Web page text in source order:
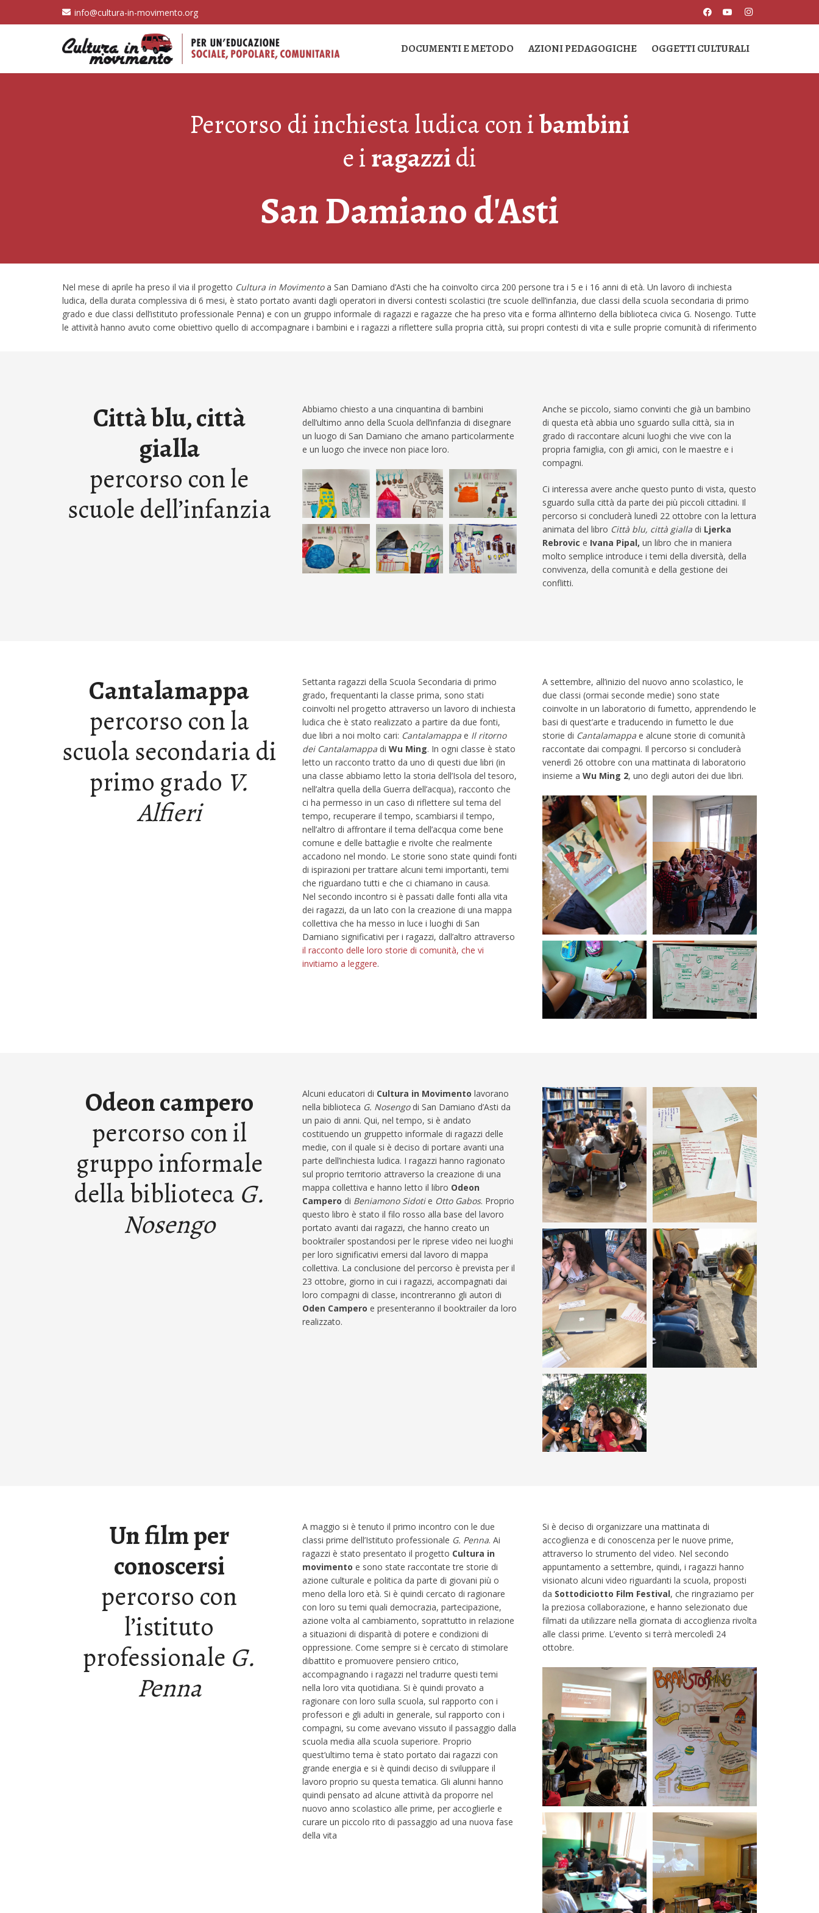
info@cultura-in-movimento.org
DOCUMENTI E METODO AZIONI PEDAGOGICHE OGGETTI CULTURALI
Percorso di inchiesta ludica con ibambini
e iragazzidi
San Damiano d'Asti
Nel mese di aprile ha preso il via il progetto Cultura in Movimentoa San Damiano d’Asti che ha coinvolto circa 200 persone tra i 5 e i 16 anni di età. Un lavoro di inchiesta
ludica, della durata complessiva di 6 mesi, è stato portato avanti dagli operatori in diversi contesti scolastici (tre scuole dell’infanzia, due classi della scuola secondaria di primo
grado e due classi dell’istituto professionale Penna) e con un gruppo informale di ragazzi e ragazze che ha preso vita e forma all’interno della biblioteca civica G. Nosengo. Tutte
le attività hanno avuto come obiettivo quello di accompagnare i bambini e i ragazzi a riflettere sulla propria città, sui propri contesti di vita e sulle proprie comunità di riferimento
Città blu, città
gialla
percorso con le
scuole dell’infanzia
Abbiamo chiesto a una cinquantina di bambini
dell’ultimo anno della Scuola dell’infanzia di disegnare
un luogo di San Damiano che amano particolarmente
e un luogo che invece non piace loro.
Anche se piccolo, siamo convinti che già un bambino
di questa età abbia uno sguardo sulla città, sia in
grado di raccontare alcuni luoghi che vive con la
propria famiglia, con gli amici, con le maestre e i
compagni.
Ci interessa avere anche questo punto di vista, questo
sguardo sulla città da parte dei più piccoli cittadini. Il
percorso si concluderà lunedì 22 ottobre con la lettura
animata del libro Città blu, città gialla di Ljerka
Rebrovic e Ivana Pipal, un libro che in maniera
molto semplice introduce i temi della diversità, della
convivenza, della comunità e della gestione dei
conflitti.
Cantalamappa
percorso con la
scuola secondaria di
primo grado V.
Alfieri
Settanta ragazzi della Scuola Secondaria di primo
grado, frequentanti la classe prima, sono stati
coinvolti nel progetto attraverso un lavoro di inchiesta
ludica che è stato realizzato a partire da due fonti,
due libri a noi molto cari: Cantalamappae Il ritorno
dei Cantalamappadi Wu Ming. In ogni classe è stato
letto un racconto tratto da uno di questi due libri (in
una classe abbiamo letto la storia dell’Isola del tesoro,
nell’altra quella della Guerra dell’acqua), racconto che
ci ha permesso in un caso di riflettere sul tema del
tempo, recuperare il tempo, scambiarsi il tempo,
nell’altro di affrontare il tema dell’acqua come bene
comune e delle battaglie e rivolte che realmente
accadono nel mondo. Le storie sono state quindi fonti
di ispirazioni per trattare alcuni temi importanti, temi
che riguardano tutti e che ci chiamano in causa.
Nel secondo incontro si è passati dalle fonti alla vita
dei ragazzi, da un lato con la creazione di una mappa
collettiva che ha messo in luce i luoghi di San
Damiano significativi per i ragazzi, dall’altro attraverso
il racconto delle loro storie di comunità, che vi
invitiamo a leggere.
A settembre, all’inizio del nuovo anno scolastico, le
due classi (ormai seconde medie) sono state
coinvolte in un laboratorio di fumetto, apprendendo le
basi di quest’arte e traducendo in fumetto le due
storie di Cantalamappae alcune storie di comunità
raccontate dai compagni. Il percorso si concluderà
venerdì 26 ottobre con una mattinata di laboratorio
insieme a Wu Ming 2, uno degli autori dei due libri.
Odeon campero
percorso con il
gruppo informale
della biblioteca G.
Nosengo
Alcuni educatori di Cultura in Movimento lavorano
nella biblioteca G. Nosengodi San Damiano d’Asti da
un paio di anni. Qui, nel tempo, si è andato
costituendo un gruppetto informale di ragazzi delle
medie, con il quale si è deciso di portare avanti una
parte dell’inchiesta ludica. I ragazzi hanno ragionato
sul proprio territorio attraverso la creazione di una
mappa collettiva e hanno letto il libro Odeon
Campero di Beniamono Sidotie Otto Gabos. Proprio
questo libro è stato il filo rosso alla base del lavoro
portato avanti dai ragazzi, che hanno creato un
booktrailer spostandosi per le riprese video nei luoghi
per loro significativi emersi dal lavoro di mappa
collettiva. La conclusione del percorso è prevista per il
23 ottobre, giorno in cui i ragazzi, accompagnati dai
loro compagni di classe, incontreranno gli autori di
Oden Campero e presenteranno il booktrailer da loro
realizzato.
Un film per
conoscersi
percorso con
l’istituto
professionale G.
Penna
A maggio si è tenuto il primo incontro con le due
classi prime dell’Istituto professionale G. Penna. Ai
ragazzi è stato presentato il progetto Cultura in
movimento e sono state raccontate tre storie di
azione culturale e politica da parte di giovani più o
meno della loro età. Si è quindi cercato di ragionare
con loro su temi quali democrazia, partecipazione,
azione volta al cambiamento, soprattutto in relazione
a situazioni di disparità di potere e condizioni di
oppressione. Come sempre si è cercato di stimolare
dibattito e promuovere pensiero critico,
accompagnando i ragazzi nel tradurre questi temi
nella loro vita quotidiana. Si è quindi provato a
ragionare con loro sulla scuola, sul rapporto con i
professori e gli adulti in generale, sul rapporto con i
compagni, su come avevano vissuto il passaggio dalla
scuola media alla scuola superiore. Proprio
quest’ultimo tema è stato portato dai ragazzi con
grande energia e si è quindi deciso di sviluppare il
lavoro proprio su questa tematica. Gli alunni hanno
quindi pensato ad alcune attività da proporre nel
nuovo anno scolastico alle prime, per accoglierle e
curare un piccolo rito di passaggio ad una nuova fase
della vita
Si è deciso di organizzare una mattinata di
accoglienza e di conoscenza per le nuove prime,
attraverso lo strumento del video. Nel secondo
appuntamento a settembre, quindi, i ragazzi hanno
visionato alcuni video riguardanti la scuola, proposti
da Sottodiciotto Film Festival, che ringraziamo per
la preziosa collaborazione, e hanno selezionato due
filmati da utilizzare nella giornata di accoglienza rivolta
alle classi prime. L’evento si terrà mercoledì 24
ottobre.